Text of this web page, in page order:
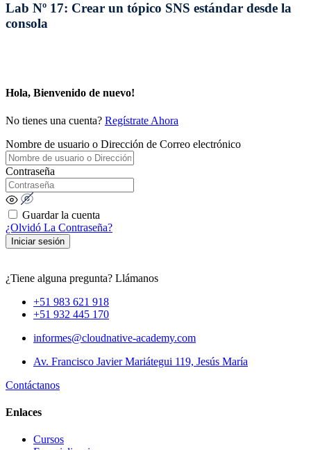
Lab Nº 17: Crear un tópico SNS estándar desde la
consola
Hola, Bienvenido de nuevo!
No tienes una cuenta? Regístrate Ahora
Nombre de usuario o Dirección de Correo electrónico
Contraseña
Guardar la cuenta
¿Olvidó La Contraseña?
Iniciar sesión
¿Tiene alguna pregunta? Llámanos
+51 983 621 918
+51 932 445 170
informes@cloudnative-academy.com
Av. Francisco Javier Mariátegui 119, Jesús María
Contáctanos
Enlaces
Cursos